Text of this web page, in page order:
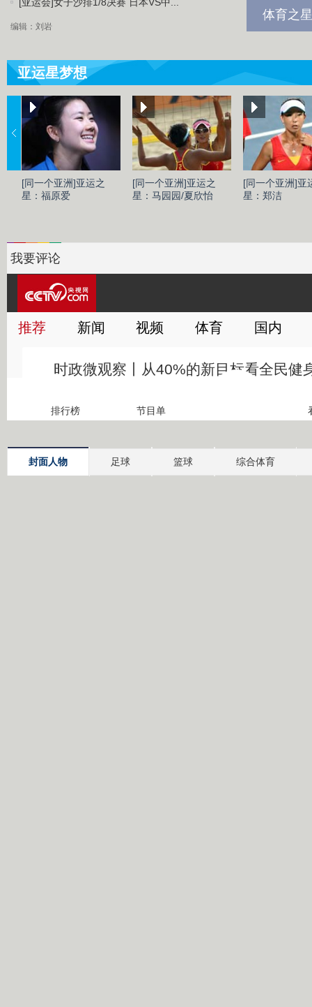
编辑：刘岩
体育之
亚运星梦想
[同一个亚洲]亚运之
星：福原爱
[同一个亚洲]亚运之
星：马园园/夏欣怡
[同一个亚洲]亚
星：郑洁
我要评论
封面人物 足球 篮球 综合体育